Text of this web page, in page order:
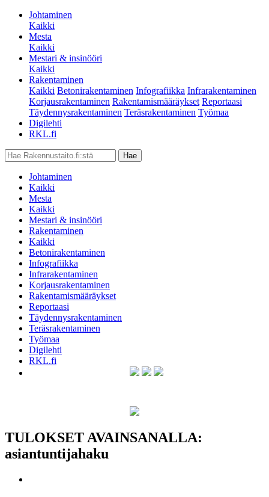
Johtaminen
Kaikki
Mesta
Kaikki
Mestari & insinööri
Kaikki
Rakentaminen
Kaikki Betonirakentaminen Infografiikka Infrarakentaminen
Korjausrakentaminen Rakentamismääräykset Reportaasi
Täydennysrakentaminen Teräsrakentaminen Työmaa
Digilehti
RKL.fi
Johtaminen
Kaikki
Mesta
Kaikki
Mestari & insinööri
Rakentaminen
Kaikki
Betonirakentaminen
Infografiikka
Infrarakentaminen
Korjausrakentaminen
Rakentamismääräykset
Reportaasi
Täydennysrakentaminen
Teräsrakentaminen
Työmaa
Digilehti
RKL.fi
TULOKSET AVAINSANALLA:
asiantuntijahaku